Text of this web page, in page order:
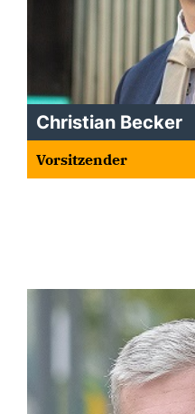
Christian Becker
Vorsitzender